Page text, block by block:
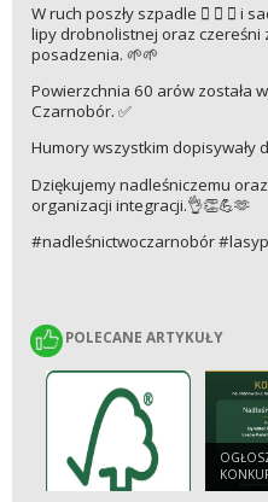
W ruch poszły szpadle 🪏 🪏 🪏 i
lipy drobnolistnej oraz czereśni
posadzenia. 🌱🌱
Powierzchnia 60 arów została
Czarnobór. ✅
Humory wszystkim dopisywały
Dziękujemy nadleśniczemu
organizacji integracji.👌👏💪🫶
#nadleśnictwoczarnobór
POLECANE ARTYKUŁY
POLECANE ARTYKUŁY